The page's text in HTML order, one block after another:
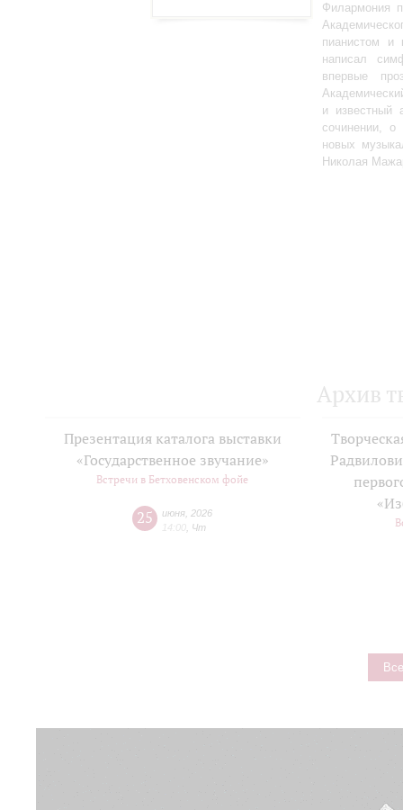
Филармония
пианистом и
написал
впервые
и известный
сочинении,
новых
Николая
Архив
Презентация каталога выставки
«Государственное звучание»
Встречи в Бетховенском фойе
25 июня 2026
Чт